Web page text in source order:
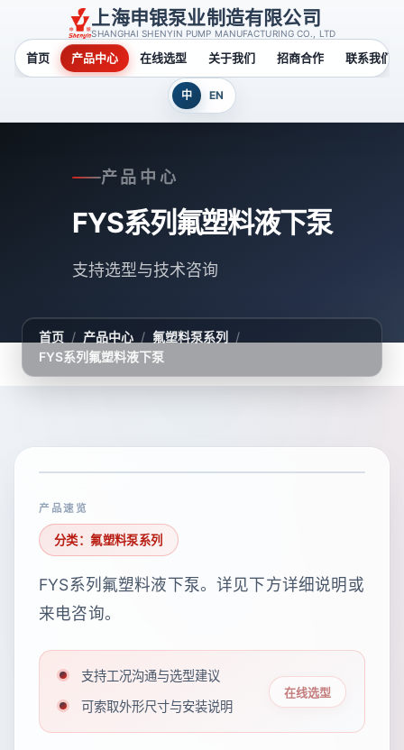
上海申银泵业制造有限公司
SHANGHAI SHENYIN PUMP MANUFACTURING CO., LTD
首页 产品中心 在线选型 关于我们 招商合作 联系我们
中 EN
产品中心
FYS系列氟塑料液下泵
支持选型与技术咨询
首页 / 产品中心 / 氟塑料泵系列
/
FYS系列氟塑料液下泵
产品速览
分类：氟塑料泵系列
FYS系列氟塑料液下泵。详见下方详细说明或
来电咨询。
支持工况沟通与选型建议
可索取外形尺寸与安装说明
在线选型